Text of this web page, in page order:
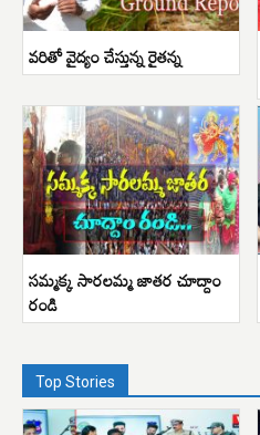
వరితో వైద్యం చేస్తున్న రైతన్న
సమ్మక్క సారలమ్మ జాతర చూద్దాం
రండి
Top Stories